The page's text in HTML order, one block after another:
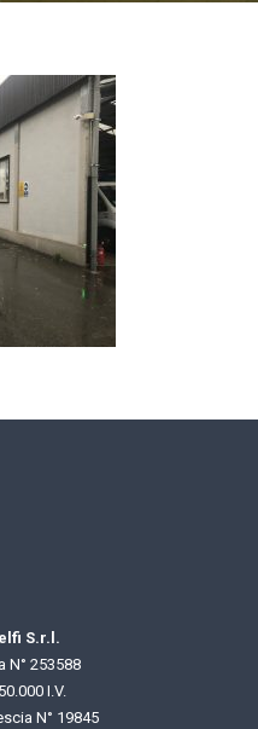
S.r.l.
N° 253588
I.V.
N° 19845